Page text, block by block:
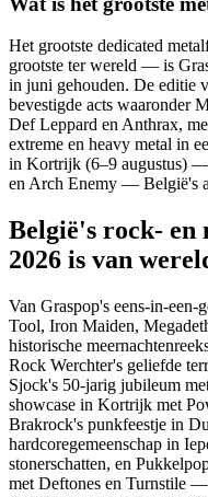
Het grootste dedicated
grootste ter wereld — is
in juni gehouden. De editie
bevestigde acts waaronder
Def Leppard en Anthrax,
extreme en heavy metal in
in Kortrijk (6–9 augustus)
en Arch Enemy — België's
België's rock- en
2026 is van
Van Graspop's eens-in-
Tool, Iron Maiden,
historische
Rock Werchter's geliefde
Sjock's 50-jarig jubileum
showcase in Kortrijk met
Brakrock's punkfeestje in
hardcoregemeenschap in
stonerschatten, en
met Deftones en Turnstile